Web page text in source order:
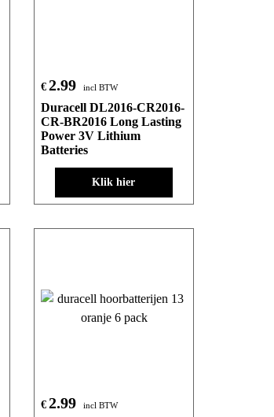
€ 2.99 incl BTW
Duracell DL2016-CR2016-
CR-BR2016 Long Lasting
Power 3V Lithium
Batteries
Klik hier
€ 2.99 incl BTW